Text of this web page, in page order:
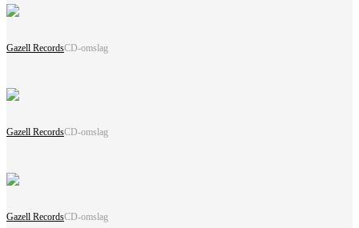
Gazell RecordsCD-omslag
Gazell RecordsCD-omslag
Gazell RecordsCD-omslag